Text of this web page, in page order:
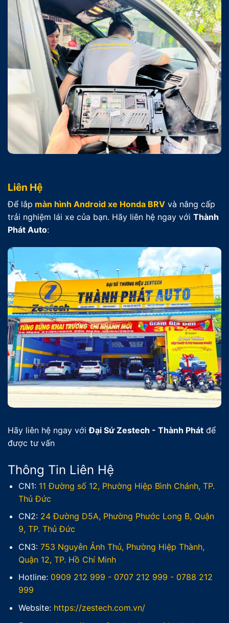
Liên Hệ
Để lắp màn hình Android xe Honda BRV và nâng cấp
trải nghiệm lái xe của bạn. Hãy liên hệ ngay với Thành
Phát Auto:
Hãy liên hệ ngay vớiĐại Sứ Zestech - Thành Phát để
được tư vấn
Thông Tin Liên Hệ
CN1: 11 Đường số 12, Phường Hiệp Bình Chánh, TP.
Thủ Đức
CN2: 24 Đường D5A, Phường Phước Long B, Quận
9, TP. Thủ Đức
CN3: 753 Nguyễn Ảnh Thủ, Phường Hiệp Thành,
Quận 12, TP. Hồ Chí Minh
Hotline: 0909 212 999 - 0707 212 999 - 0788 212
999
Website: https://zestech.com.vn/